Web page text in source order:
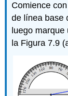
Comience
de línea base
luego
la Figura 7.9